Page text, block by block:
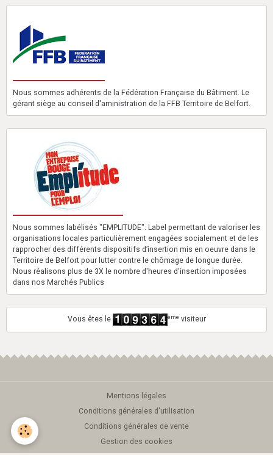
Nous sommes adhérents de la Fédération Française du Bâtiment. Le
gérant siège au conseil d'aministration de la FFB Territoire de Belfort.
Nous sommes labélisés "EMPLITUDE". Label permettant de valoriser les
organisations locales particulièrement engagées socialement et de les
rapprocher des différents dispositifs d’insertion mis en oeuvre dans le
Territoire de Belfort pour lutter contre le chômage de longue durée.
Nous réalisons plus de 3X le nombre d'heures d'insertion imposées
dans nos Marchés Publics
Vous êtes le ème visiteur
Mentions légales
Conditions générales d'utilisation
Conditions générales de vente
Gestion des cookies